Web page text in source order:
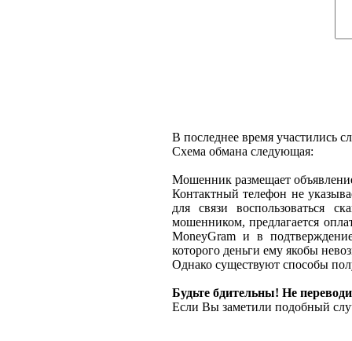
В последнее время участились
Схема обмана следующая:
Мошенник размещает
Контактный телефон не
для связи воспользоваться
мошенником, предлагается
MoneyGram и в
которого деньги ему якобы
Однако существуют способы
Будьте бдительны! Не
Если Вы заметили подобный